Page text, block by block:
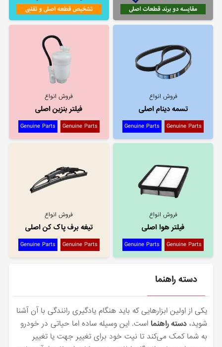
فروش انواع
تسمه دینام اصلی
Genuine Parts
Genuine Parts
فروش انواع
فیلتر بنزین اصلی
Genuine Parts
Genuine Parts
فروش انواع
فیلتر هوا اصلی
Genuine Parts
Genuine Parts
فروش انواع
تیغه برف پاک کن اصلی
Genuine Parts
Genuine Parts
دسته راهنما
یکی از اولین ابزارهایی که باید هنگام یادگیری رانندگی با آن آشنا
شوید،دسته راهنما است. این وسیله ساده اما حیاتی در خودرو
به شما کمک می‌کند تا نیت خود برای تغییر جهت یا تغییر